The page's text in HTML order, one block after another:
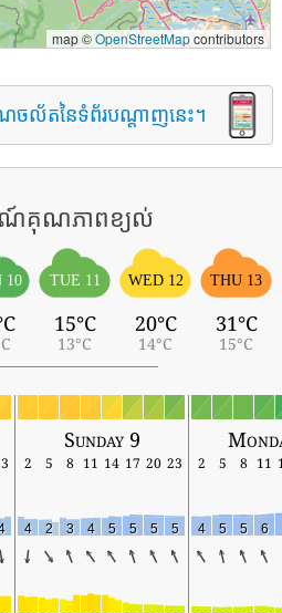
map ©OpenStreetMapcontributors
ចល័តនៃទំព័របណ្តាញនេះ។
រណ៍គុណភាពខ្យល់
10 TUE 11
15°C
13°C
WED 12
20°C
14°C
THU 13
31°C
15°C
Sunday 9
2 5 8 11 14 17 20 23 2 5 8 11
4 2 3 4 5 5 5 5 4 5 5 6